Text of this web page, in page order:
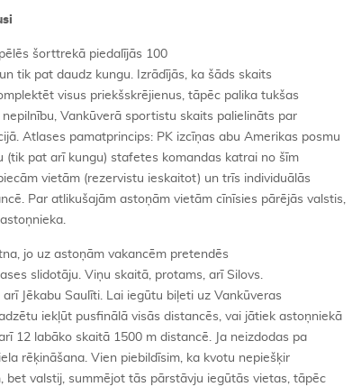
šorttrekā piedalījās 100
tik pat daudz kungu. Izrādījās, ka šāds skaits
visus priekšskrējienus, tāpēc palika tukšas
Vankūverā sportistu skaits palielināts par
Atlases pamatprincips: PK izcīņas abu Amerikas posmu
(tik pat arī kungu) stafetes komandas katrai no šīm
vietām (rezervistu ieskaitot) un trīs individuālās
Par atlikušajām astoņām vietām cīnīsies pārējās valstis,
jo uz astoņām vakancēm pretendēs
slidotāju. Viņu skaitā, protams, arī Silovs.
Jēkabu Saulīti. Lai iegūtu biļeti uz Vankūveras
iekļūt pusfinālā visās distancēs, vai jātiek astoņniekā
12 labāko skaitā 1500 m distancē. Ja neizdodas pa
rēķināšana. Vien piebildīsim, ka kvotu nepiešķir
bet valstij, summējot tās pārstāvju iegūtās vietas, tāpēc